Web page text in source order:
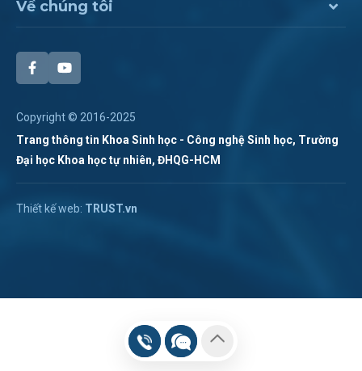
Về chúng tôi
Copyright © 2016-2025
Trang thông tin Khoa Sinh học - Công nghệ Sinh học, Trường
Đại học Khoa học tự nhiên, ĐHQG-HCM
Thiết kế web: TRUST.vnHotline:
Chat Zalo